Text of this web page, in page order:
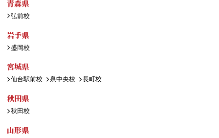
青森県
弘前校
岩手県
盛岡校
宮城県
仙台駅前校 泉中央校 長町校
秋田県
秋田校
山形県